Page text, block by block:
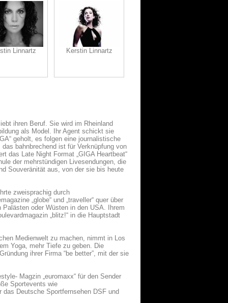
Linnartz Kerstin Linnartz
ihren Beruf. Sie wird im Rheinland
als Model. Ihr Agent schickt sie
geholt, es folgen eine journalistische
bahnbrechend ist für Verknüpfung von
das Late Night Format „GIGA Heartbeat“
der mehrstündigen Livesendungen, die
Souveränität aus, von der sie bis heute
zweisprachig durch
„globe“ und „traveller“ quer über
oder Wüsten in den USA. Ihrem
„blitz!“ in die Hauptstadt
Medienwelt zu machen, nimmt in Los
Yoga, mehr Tiefe zu geben. Die
ihrer Firma “be better”, mit der sie
Magzin „euromaxx“ für den Sender
Sportevents wie
Deutsche Sportfernsehen DSF und